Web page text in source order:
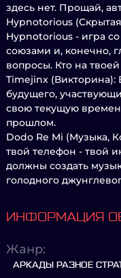
здесь нет. Прощай,
Hypnotorious
Hypnotorious - игра
союзами и, конечно,
вопросы. Кто на
Timejinx (Викторина):
будущего,
свою текущую
прошлом.
Dodo Re Mi (Музыка,
твой телефон - твой
должны создать
голодного
ИНФОРМАЦИЯ
Жанр:
АРКАДЫ РАЗНОЕ